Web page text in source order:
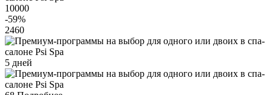
10000
-59%
2460
5 дней